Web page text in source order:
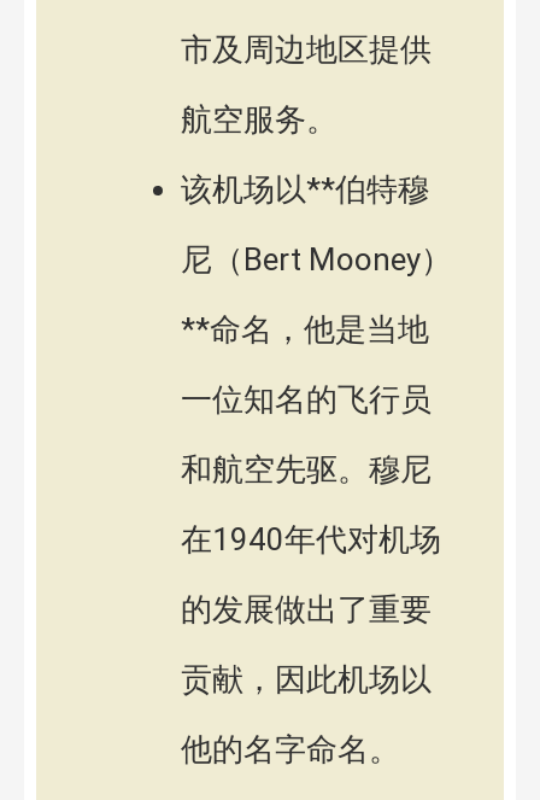
市及周边地区提供
航空服务。
该机场以**伯特穆
尼（Bert Mooney）
**命名，他是当地
一位知名的飞行员
和航空先驱。穆尼
在1940年代对机场
的发展做出了重要
贡献，因此机场以
他的名字命名。